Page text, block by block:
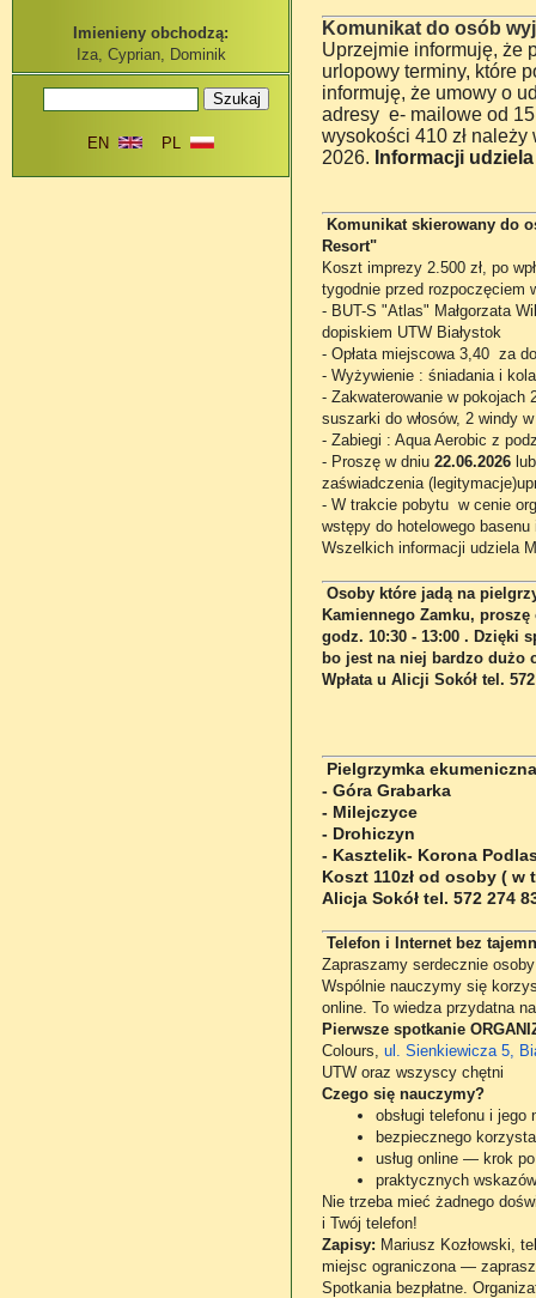
Imienieny obchodzą:
Iza, Cyprian, Dominik
EN PL
Komunikat do osób
Uprzejmie informuję, że
urlopowy terminy, które
informuję, że umowy o
adresy e- mailowe od
wysokości 410 zł
2026. Informacji
Komunikat skierowany do
Resort"
Koszt imprezy 2.500 zł, po
tygodnie przed rozpoczęciem
- BUT-S "Atlas" Małgorzata
dopiskiem UTW Białystok
- Opłata miejscowa 3,40 za
- Wyżywienie : śniadania i
- Zakwaterowanie w pokojach
suszarki do włosów, 2 windy
- Zabiegi : Aqua Aerobic z
- Proszę w dniu 22.06.2026 lub
zaświadczenia
- W trakcie pobytu w cenie
wstępy do hotelowego
Wszelkich informacji udziela
Osoby które jadą na
Kamiennego Zamku, proszę
godz. 10:30 - 13:00 . Dzięki
bo jest na niej bardzo dużo
Wpłata u Alicji Sokół tel.
Pielgrzymka
- Góra Grabarka
- Milejczyce
- Drohiczyn
- Kasztelik- Korona
Koszt 110zł od osoby (
Alicja Sokół tel. 572 274
Telefon i Internet bez
Zapraszamy serdecznie
Wspólnie nauczymy się
online. To wiedza przydatna
Pierwsze spotkanie
Colours, ul. Sienkiewicza 5,
UTW oraz wszyscy chętni
Czego się nauczymy?
obsługi telefonu i
bezpiecznego
usług online — krok
praktycznych
Nie trzeba mieć żadnego
i Twój telefon!
Zapisy: Mariusz Kozłowski,
miejsc ograniczona —
Spotkania bezpłatne.